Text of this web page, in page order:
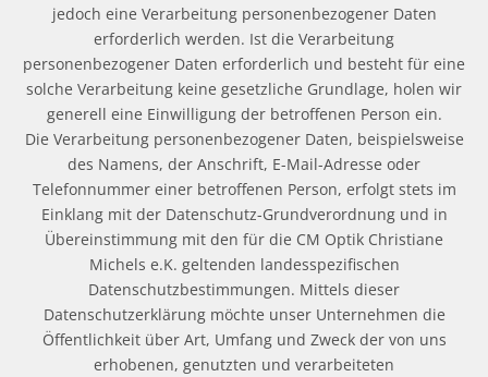
jedoch eine Verarbeitung personenbezogener Daten
erforderlich werden. Ist die Verarbeitung
personenbezogener Daten erforderlich und besteht für eine
solche Verarbeitung keine gesetzliche Grundlage, holen wir
generell eine Einwilligung der betroffenen Person ein.
Die Verarbeitung personenbezogener Daten, beispielsweise
des Namens, der Anschrift, E-Mail-Adresse oder
Telefonnummer einer betroffenen Person, erfolgt stets im
Einklang mit der Datenschutz-Grundverordnung und in
Übereinstimmung mit den für die CM Optik Christiane
Michels e.K. geltenden landesspezifischen
Datenschutzbestimmungen. Mittels dieser
Datenschutzerklärung möchte unser Unternehmen die
Öffentlichkeit über Art, Umfang und Zweck der von uns
erhobenen, genutzten und verarbeiteten